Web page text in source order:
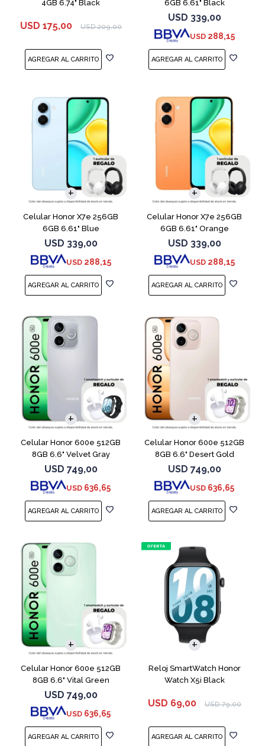
4GB 6.74" Black
USD 175,00 USD 209,00
6GB 6.61" Black
USD 339,00
USD 288,15
Celular Honor X7e 256GB
6GB 6.61" Blue
USD 339,00
USD 288,15
COMPARAR
Celular Honor X7e 256GB
6GB 6.61" Orange
USD 339,00
USD 288,15
COMPARAR
Celular Honor 600e 512GB
8GB 6.6" Velvet Gray
USD 749,00
USD 636,65
COMPARAR
Celular Honor 600e 512GB
8GB 6.6" Desert Gold
USD 749,00
USD 636,65
COMPARAR
Celular Honor 600e 512GB
8GB 6.6" Vital Green
USD 749,00
USD 636,65
COMPARAR
Reloj SmartWatch Honor
Watch X5i Black
USD 69,00 USD 79,00